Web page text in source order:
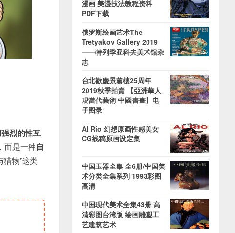
烈的性互
而是一种自
猎物”这类
漫画 美漫技法教程资料
PDF下载
俄罗斯绘画艺术The
Tretyakov Gallery 2019
——特列季亚科夫美术馆杂
志
台北歡慶景薰樓25周年
2019秋季拍賣 【亞洲華人
現當代藝術 中國書畫】电
子图录
Al Rio 幻想原画性感美女
CG线稿原画设定集
中国玉器全集 全6册/中国美
术分类全集系列 1993彩图
高清
中国现代美术全集43册 高
清彩图台湾版 绘画雕塑工
艺建筑艺术